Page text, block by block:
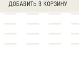
ДОБАВИТЬ В КОРЗИНУ